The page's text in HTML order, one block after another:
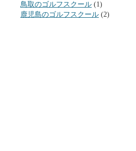
鳥取のゴルフスクール (1)
鹿児島のゴルフスクール (2)